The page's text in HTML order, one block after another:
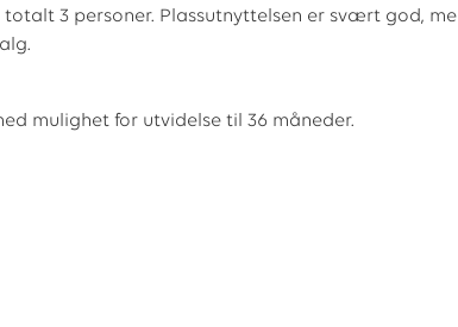
3 personer. Plassutnyttelsen er svært god,
mulighet for utvidelse til 36 måneder.